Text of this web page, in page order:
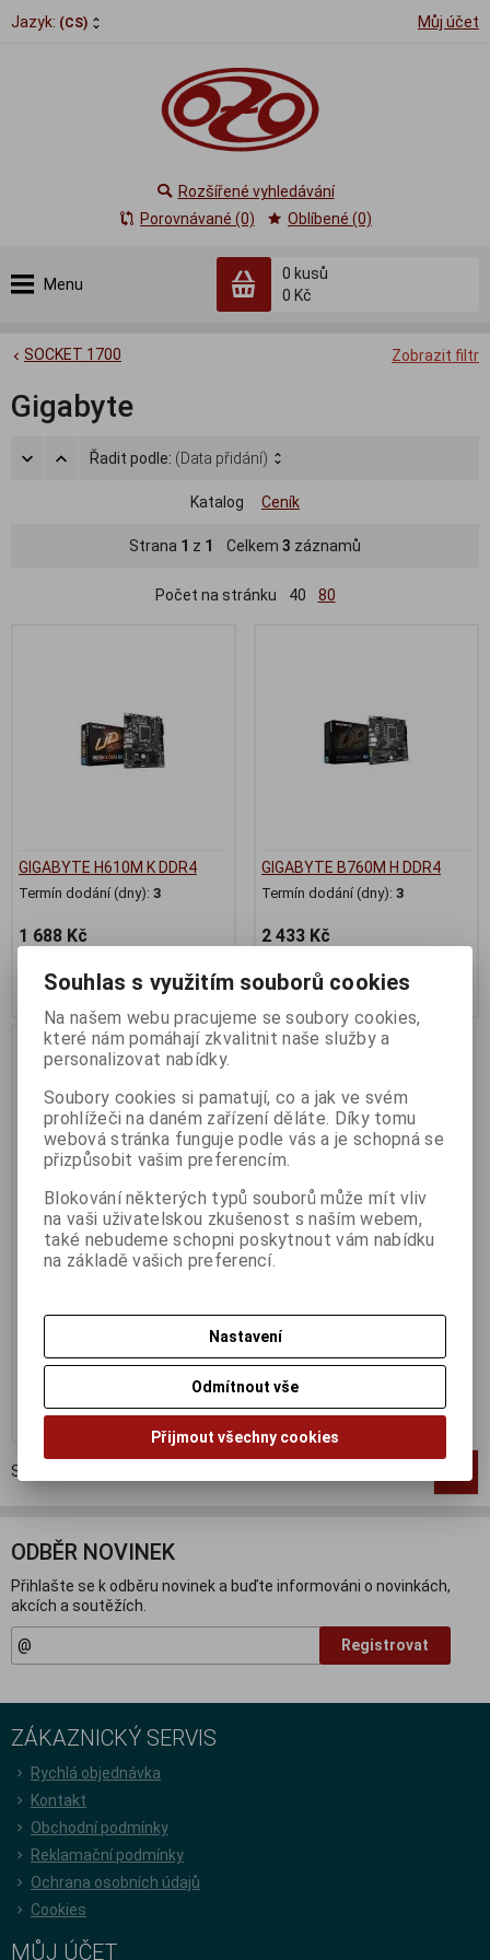
Jazyk: (CS) Můj účet
Menu
0 kusů
0 Kč
Rozšířené vyhledávání
Porovnávané (0)
Oblíbené (0)
Zobrazit filtr
SOCKET 1700
Gigabyte
Řadit podle: (Data přidání)
Katalog Ceník
Strana 1 z 1 Celkem 3 záznamů
Počet na stránku 40 80
GIGABYTE H610M K DDR4
Termín dodání (dny): 3
1 688 Kč
Koupit
GIGABYTE B760M H DDR4
Termín dodání (dny): 3
2 433 Kč
Koupit
GIGABYTE B760M GAMING
Termín dodání (dny):3
2 522 Kč
Koupit
Strana
ODBĚR NOVINEK
Přihlašte se k odběru novinek a buďte informováni o novinkách,
akcích a soutěžích.
Registrovat
ZÁKAZNICKÝ SERVIS
Rychlá objednávka
Kontakt
Obchodní podmínky
Reklamační podmínky
Ochrana osobních údajů
Cookies
MŮJ ÚČET
Souhlas s využitím souborů cookies
Na našem webu pracujeme se soubory cookies,
které nám pomáhají zkvalitnit naše služby a
personalizovat nabídky.
Soubory cookies si pamatují, co a jak ve svém
prohlížeči na daném zařízení děláte. Díky tomu
webová stránka funguje podle vás a je schopná se
přizpůsobit vašim preferencím.
Blokování některých typů souborů může mít vliv
na vaši uživatelskou zkušenost s naším webem,
také nebudeme schopni poskytnout vám nabídku
na základě vašich preferencí.
Nastavení
Odmítnout vše
Přijmout všechny cookies